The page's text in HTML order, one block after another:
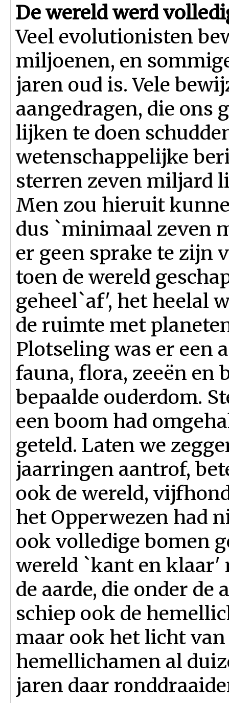
De wereld werd
Veel evolutionisten
miljoenen, en
jaren oud is. Vele
aangedragen, die ons
lijken te doen
wetenschappelijke
sterren zeven miljard
Men zou hieruit
dus `minimaal zeven
er geen sprake te zijn
toen de wereld
geheel`af', het heelal
de ruimte met
Plotseling was er een
fauna, flora, zeeën en
bepaalde ouderdom.
een boom had
geteld. Laten we
jaarringen aantrof,
ook de wereld,
het Opperwezen had
ook volledige bomen
wereld `kant en klaar'
de aarde, die onder de
schiep ook de
maar ook het licht
hemellichamen al
jaren daar